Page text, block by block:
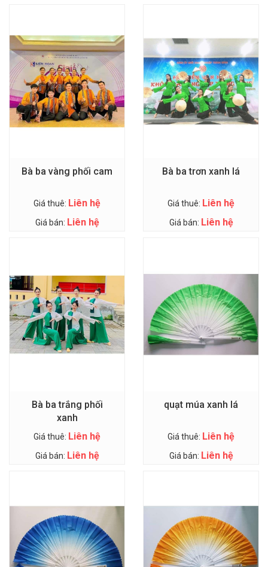
Bà ba vàng phối cam
Giá thuê: Liên hệ
Giá bán: Liên hệ
Bà ba trơn xanh lá
Giá thuê: Liên hệ
Giá bán: Liên hệ
Bà ba trắng phối
xanh
Giá thuê: Liên hệ
Giá bán: Liên hệ
quạt múa xanh lá
Giá thuê: Liên hệ
Giá bán: Liên hệ